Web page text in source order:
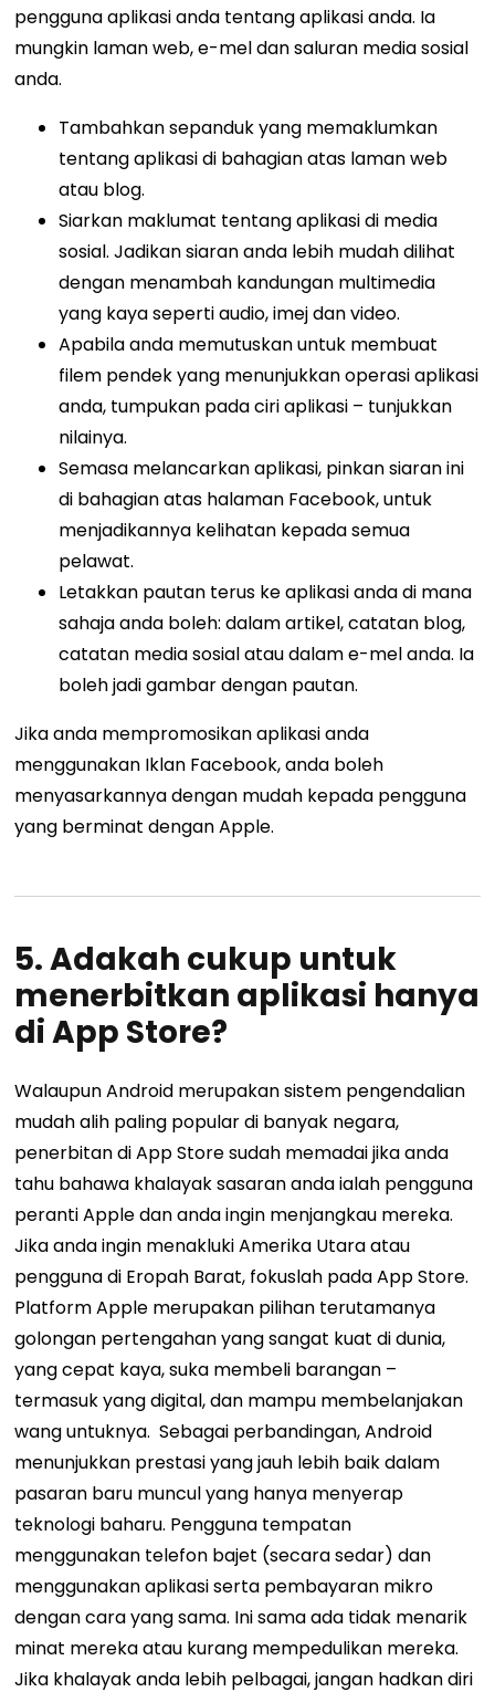
pengguna aplikasi anda tentang aplikasi anda. Ia
mungkin laman web, e-mel dan saluran media sosial
anda.
Tambahkan sepanduk yang memaklumkan
tentang aplikasi di bahagian atas laman web
atau blog.
Siarkan maklumat tentang aplikasi di media
sosial. Jadikan siaran anda lebih mudah dilihat
dengan menambah kandungan multimedia
yang kaya seperti audio, imej dan video.
Apabila anda memutuskan untuk membuat
filem pendek yang menunjukkan operasi aplikasi
anda, tumpukan pada ciri aplikasi – tunjukkan
nilainya.
Semasa melancarkan aplikasi, pinkan siaran ini
di bahagian atas halaman Facebook, untuk
menjadikannya kelihatan kepada semua
pelawat.
Letakkan pautan terus ke aplikasi anda di mana
sahaja anda boleh: dalam artikel, catatan blog,
catatan media sosial atau dalam e-mel anda. Ia
boleh jadi gambar dengan pautan.
Jika anda mempromosikan aplikasi anda
menggunakan Iklan Facebook, anda boleh
menyasarkannya dengan mudah kepada pengguna
yang berminat dengan Apple.
5. Adakah cukup untuk
menerbitkan aplikasi hanya
di App Store?
Walaupun Android merupakan sistem pengendalian
mudah alih paling popular di banyak negara,
penerbitan di App Store sudah memadai jika anda
tahu bahawa khalayak sasaran anda ialah pengguna
peranti Apple dan anda ingin menjangkau mereka.
Jika anda ingin menakluki Amerika Utara atau
pengguna di Eropah Barat, fokuslah pada App Store.
Platform Apple merupakan pilihan terutamanya
golongan pertengahan yang sangat kuat di dunia,
yang cepat kaya, suka membeli barangan –
termasuk yang digital, dan mampu membelanjakan
wang untuknya. Sebagai perbandingan, Android
menunjukkan prestasi yang jauh lebih baik dalam
pasaran baru muncul yang hanya menyerap
teknologi baharu. Pengguna tempatan
menggunakan telefon bajet (secara sedar) dan
menggunakan aplikasi serta pembayaran mikro
dengan cara yang sama. Ini sama ada tidak menarik
minat mereka atau kurang mempedulikan mereka.
Jika khalayak anda lebih pelbagai, jangan hadkan diri